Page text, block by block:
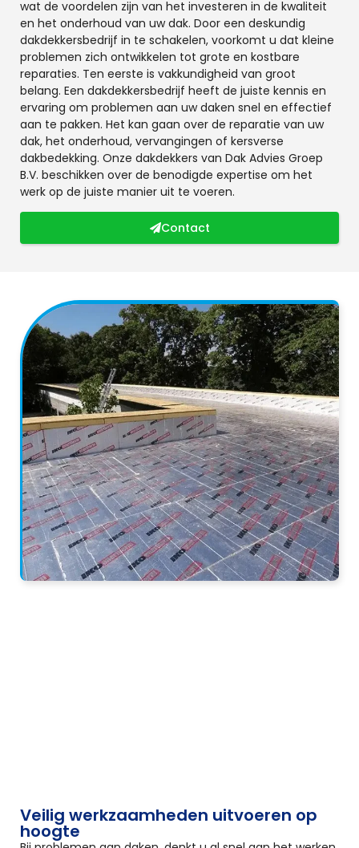
wat de voordelen zijn van het investeren in de kwaliteit
en het onderhoud van uw dak. Door een deskundig
dakdekkersbedrijf in te schakelen, voorkomt u dat kleine
problemen zich ontwikkelen tot grote en kostbare
reparaties. Ten eerste is vakkundigheid van groot
belang. Een dakdekkersbedrijf heeft de juiste kennis en
ervaring om problemen aan uw daken snel en effectief
aan te pakken. Het kan gaan over de reparatie van uw
dak, het onderhoud, vervangingen of kersverse
dakbedekking. Onze dakdekkers van Dak Advies Groep
B.V. beschikken over de benodigde expertise om het
werk op de juiste manier uit te voeren.
Contact
Veilig werkzaamheden uitvoeren op
hoogte